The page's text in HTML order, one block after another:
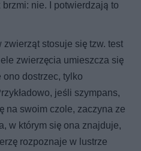
nie. I potwierdzają to
stosuje się tzw. test
zwierzęcia umieszcza się
ono dostrzec, tylko
jeśli szympans,
na swoim czole, zaczyna ze
w którym się ona znajduje,
rozpoznaje w lustrze